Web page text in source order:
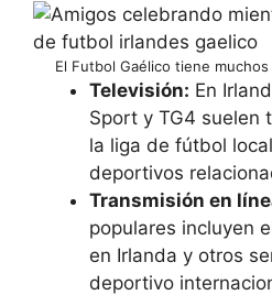
El Futbol Gaélico tiene
Televisión: En
Sport y TG4 suelen
la liga de fútbol
deportivos
Transmisión en
populares incluyen
en Irlanda y otros
deportivo